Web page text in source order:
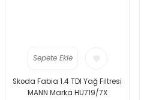
Sepete Ekle
Skoda Fabia 1.4 TDI Yağ Filtresi
MANN Marka HU719/7X